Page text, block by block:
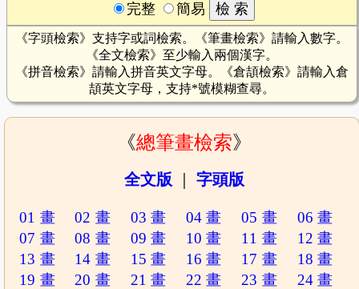
完整
簡易
《字頭檢索》支持字或詞檢索。《筆畫檢索》請輸入數字。
《全文檢索》至少輸入兩個漢字。
《拼音檢索》請輸入拼音英文字母。《倉頡檢索》請輸入倉
頡英文字母，支持*號模糊查尋。
《總筆畫檢索》
全文版 字頭版
01 畫 02 畫 03 畫 04 畫 05 畫
06 畫
07 畫
08 畫 09 畫 10 畫 11 畫
12 畫
13 畫
14 畫 15 畫 16 畫 17 畫
18 畫
19 畫
20 畫 21 畫 22 畫 23 畫
24 畫